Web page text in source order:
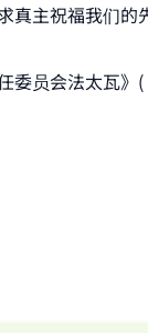
真主祝福我们
委员会法太瓦
leads